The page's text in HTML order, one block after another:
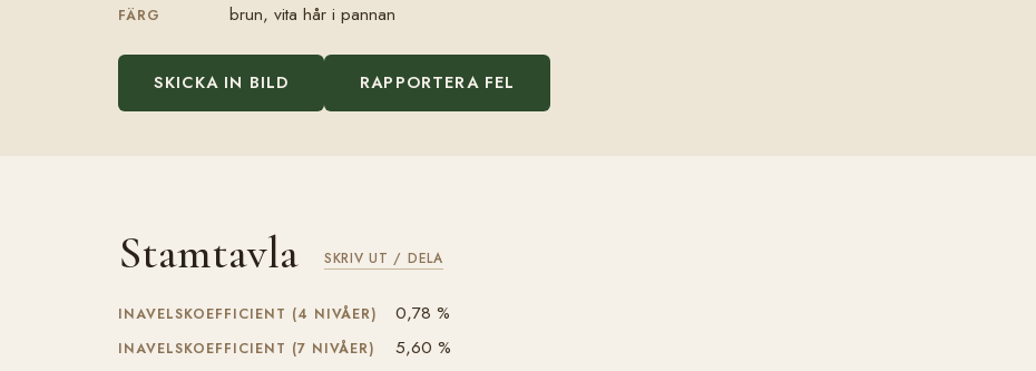
FÄRG brun, vita hår i pannan
SKICKA IN BILD RAPPORTERA FEL
Stamtavla SKRIV UT / DELA
INAVELSKOEFFICIENT (4 NIVÅER) 0,78 %
INAVELSKOEFFICIENT (7 NIVÅER) 5,60 %